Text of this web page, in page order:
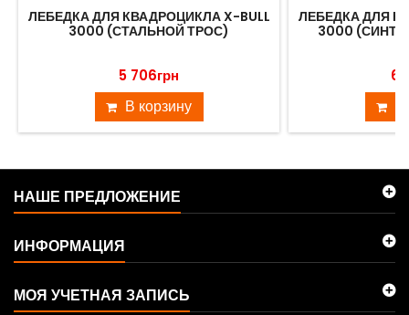
ЛЕБЕДКА ДЛЯ КВАДРОЦИКЛА X-BULL
3000 (СТАЛЬНОЙ ТРОС)
5 706грн
В корзину
ЛЕБЕДКА ДЛЯ
3000
6
НАШЕ ПРЕДЛОЖЕНИЕ
ИНФОРМАЦИЯ
МОЯ УЧЕТНАЯ ЗАПИСЬ